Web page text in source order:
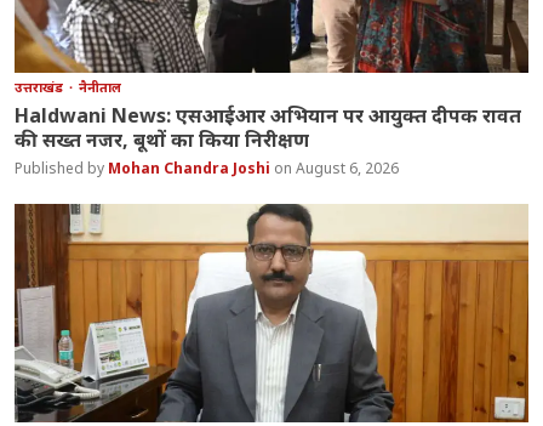
उत्तराखंड नैनीताल
Haldwani News: एसआईआर अभियान पर आयुक्त दीपक रावत
की सख्त नजर, बूथों का किया निरीक्षण
Mohan Chandra Joshi August 6, 2026